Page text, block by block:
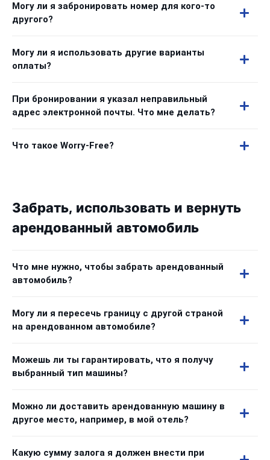
Могу ли я забронировать номер для кого-то
другого?
Могу ли я использовать другие варианты
оплаты?
При бронировании я указал неправильный
адрес электронной почты. Что мне делать?
Что такое Worry-Free?
Забрать, использовать и вернуть
арендованный автомобиль
Что мне нужно, чтобы забрать арендованный
автомобиль?
Могу ли я пересечь границу с другой страной
на арендованном автомобиле?
Можешь ли ты гарантировать, что я получу
выбранный тип машины?
Можно ли доставить арендованную машину в
другое место, например, в мой отель?
Какую сумму залога я должен внести при